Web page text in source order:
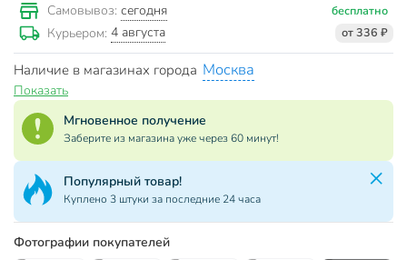
Самовывоз: сегодня бесплатно
Курьером: 4 августа от 336 ₽
Наличие в магазинах города Москва
Показать
Мгновенное получение
Заберите из магазина уже через 60 минут!
Популярный товар!
Куплено 3 штуки за последние 24 часа
Фотографии покупателей